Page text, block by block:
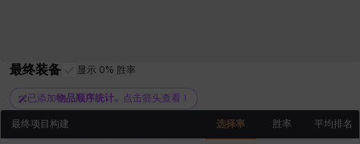
最终装备 显示 0% 胜率
已添加物品顺序统计。点击箭头查看！
最终项目构建 选择率 胜率 平均排名